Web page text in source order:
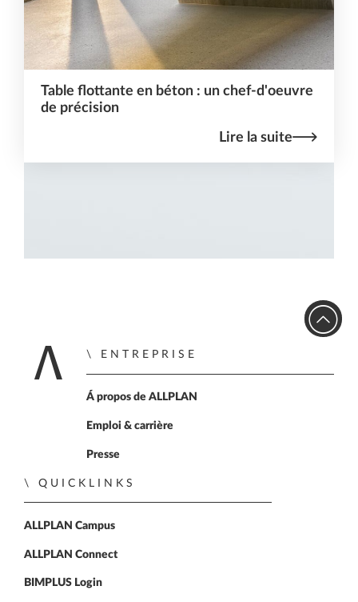
Table flottante en béton : un chef-d'oeuvre
de précision
Lire la suite
Home
ENTREPRISE
Á propos de ALLPLAN
Emploi & carrière
Presse
QUICKLINKS
ALLPLAN Campus
ALLPLAN Connect
BIMPLUS Login